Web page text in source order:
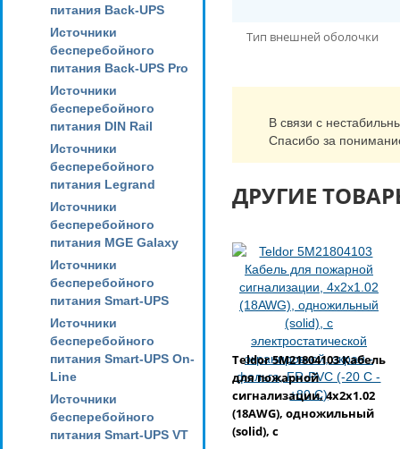
питания Back-UPS
Источники
бесперебойного
питания Back-UPS Pro
Источники
бесперебойного
питания DIN Rail
Источники
бесперебойного
питания Legrand
Источники
бесперебойного
питания MGE Galaxy
Источники
бесперебойного
питания Smart-UPS
Источники
бесперебойного
питания Smart-UPS On-
Line
Источники
бесперебойного
питания Smart-UPS VT
Тип внешней оболочки
В связи с
Спасибо за
ДРУГИЕ
Teldor 5M21804103 Кабель
для пожарной
сигнализации, 4x2x1.02
(18AWG), одножильный
(solid), с